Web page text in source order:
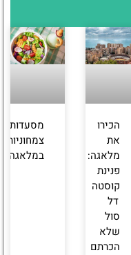
הכירו
את
מלאגה:
פנינת
קוסטה
דל
סול
שלא
הכרתם
מסעדות
צמחוניות
במלאגה